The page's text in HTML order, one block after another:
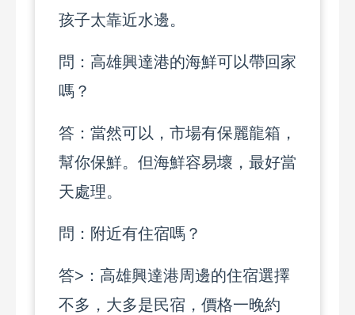
孩子太靠近水邊。
問：高雄興達港的海鮮可以帶回家
嗎？
答：當然可以，市場有保麗龍箱，
幫你保鮮。但海鮮容易壞，最好當
天處理。
問：附近有住宿嗎？
答>：高雄興達港周邊的住宿選擇
不多，大多是民宿，價格一晚約